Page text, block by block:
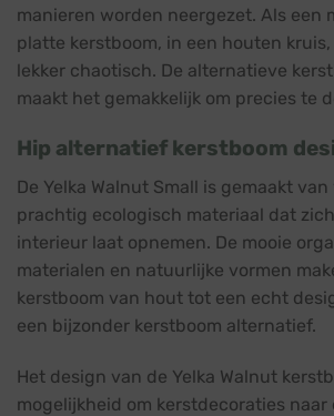
manieren worden neergezet. Als een
platte kerstboom, in een houten
lekker chaotisch. De alternatieve
maakt het gemakkelijk om precies te
Hip alternatief kerstboom
De Yelka Walnut Small is gemaakt
prachtig ecologisch materiaal dat
interieur laat opnemen. De mooie
materialen en natuurlijke vormen
kerstboom van hout tot een echt
een bijzonder kerstboom alternatief.
Het design van de Yelka Walnut
mogelijkheid om kerstdecoraties